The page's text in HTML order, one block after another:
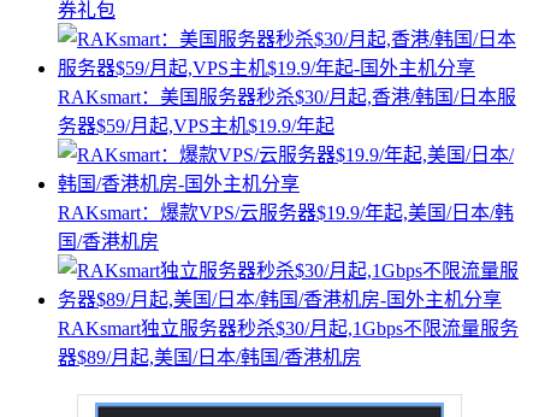
券礼包
RAKsmart：美国服务器秒杀$30/月起,香港/韩国/日本服
务器$59/月起,VPS主机$19.9/年起
RAKsmart：爆款VPS/云服务器$19.9/年起,美国/日本/韩
国/香港机房
RAKsmart独立服务器秒杀$30/月起,1Gbps不限流量服务
器$89/月起,美国/日本/韩国/香港机房